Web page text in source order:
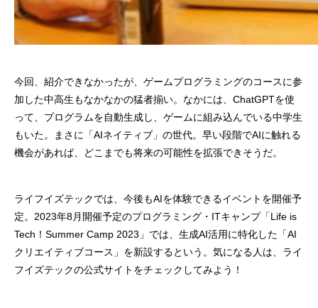
今回、紹介できなかったが、ゲームプログラミングのコースに参
加した中高生もなかなかの猛者揃い。なかには、ChatGPTを使
って、プログラムを自動生成し、ゲームに組み込んでいる中学生
もいた。まさに「AIネイティブ」の世代。早い段階でAIに触れる
機会があれば、どこまでも将来の可能性を拡張できそうだ。
ライフイズテックでは、今後もAIを体験できるイベントを開催予
定。2023年8月開催予定のプログラミング・ITキャンプ「Life is
Tech！Summer Camp 2023」では、生成AI活用に特化した「AI
クリエイティブコース」を新設するという。気になる人は、ライ
フイズテックの公式サイトをチェックしてみよう！